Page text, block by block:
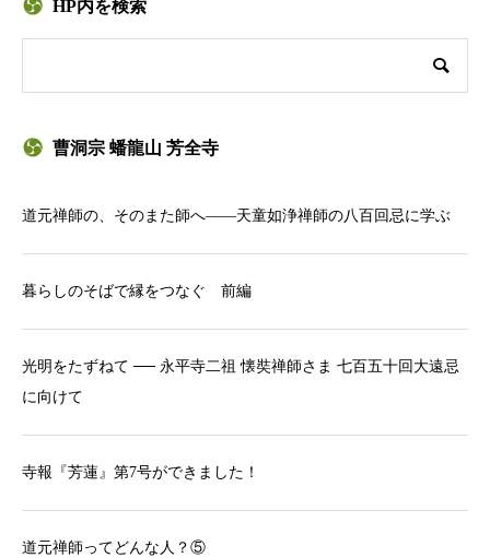
HP内を検索
曹洞宗 蟠龍山 芳全寺
道元禅師の、そのまた師へ——天童如浄禅師の八百回忌に学ぶ
暮らしのそばで縁をつなぐ 前編
光明をたずねて ── 永平寺二祖 懐奘禅師さま 七百五十回大遠忌
に向けて
寺報『芳蓮』第7号ができました！
道元禅師ってどんな人？⑤